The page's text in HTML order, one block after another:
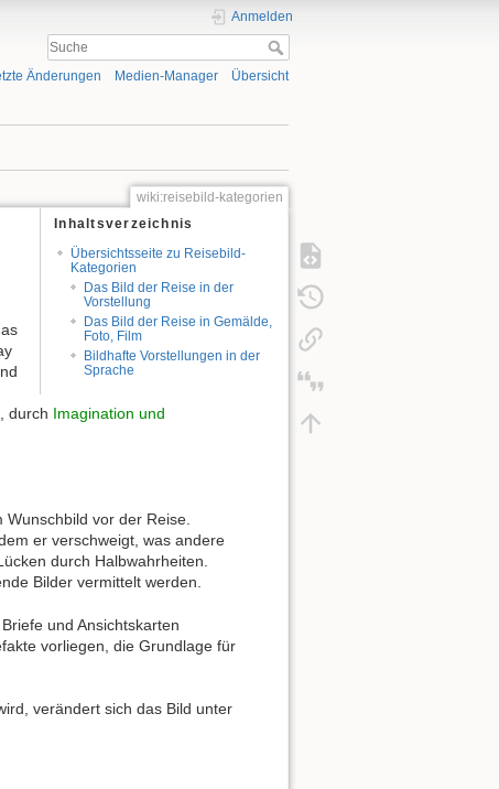
Anmelden
Änderungen Medien-Manager Übersicht
wiki:reisebild-kategorien
Inhaltsverzeichnis
Übersichtsseite zu Reisebild-
Kategorien
Das Bild der Reise in der
Vorstellung
Das Bild der Reise in Gemälde,
Foto, Film
Bildhafte Vorstellungen in der
Sprache
durch Imagination und
Wunschbild vor der Reise.
er verschweigt, was andere
durch Halbwahrheiten.
Bilder vermittelt werden.
und Ansichtskarten
vorliegen, die Grundlage für
verändert sich das Bild unter